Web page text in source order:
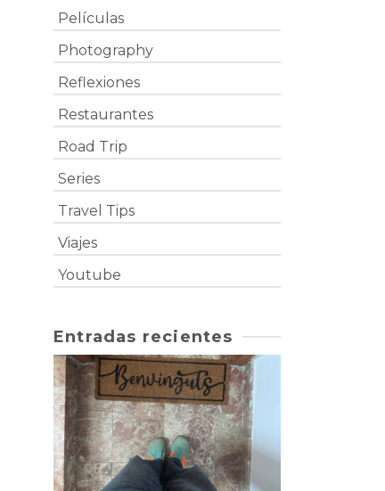
Películas
Photography
Reflexiones
Restaurantes
Road Trip
Series
Travel Tips
Viajes
Youtube
Entradas recientes